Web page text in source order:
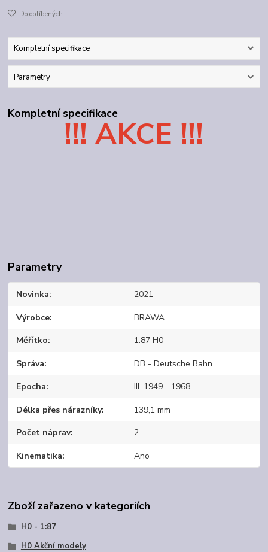
Do oblíbených
Kompletní specifikace
Parametry
Kompletní specifikace
!!! AKCE !!!
Parametry
Novinka 2021
Výrobce BRAWA
Měřítko 1:87 H0
Správa DB - Deutsche Bahn
Epocha III. 1949 - 1968
Délka přes nárazníky 139,1 mm
Počet náprav 2
Kinematika Ano
Zboží zařazeno v kategoriích
H0 - 1:87
H0 Akční modely